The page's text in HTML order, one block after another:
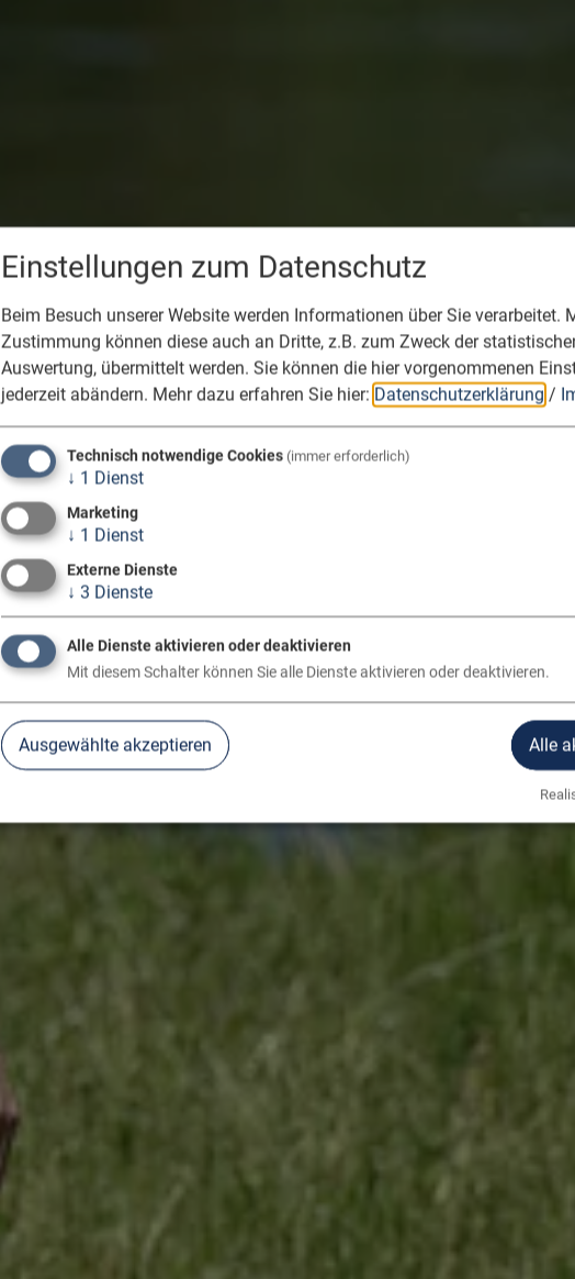
Einstellungen zum Datenschutz
Beim Besuch unserer Website werden Informationen über Sie verarbeitet.
Zustimmung können diese auch an Dritte, z.B. zum Zweck der
Auswertung, übermittelt werden. Sie können die hier vorgenommenen
jederzeit abändern. Mehr dazu erfahren Sie hier: Datenschutzerklärung /
Technisch notwendige Cookies (immer erforderlich)
↓ 1 Dienst
Marketing
↓ 1 Dienst
Externe Dienste
↓ 3 Dienste
Alle Dienste aktivieren oder deaktivieren
Mit diesem Schalter können Sie alle Dienste aktivieren oder deaktivieren.
Ausgewählte akzeptieren Alle